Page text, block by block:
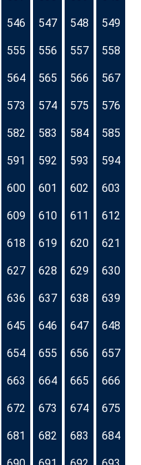
546 547 548 549
555 556 557 558
564 565 566 567
573 574 575 576
582 583 584 585
591 592 593 594
600 601 602 603
609 610 611 612
618 619 620 621
627 628 629 630
636 637 638 639
645 646 647 648
654 655 656 657
663 664 665 666
672 673 674 675
681 682 683 684